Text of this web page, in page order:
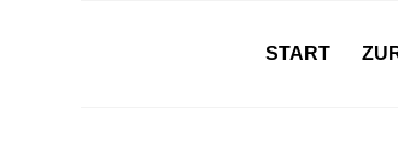
START